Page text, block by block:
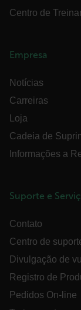
Centro de
Empresa
Notícias
Carreiras
Loja
Cadeia de
Informações a
Suporte e
Contato
Centro de
Divulgação de
Registro de
Pedidos On-line
x-